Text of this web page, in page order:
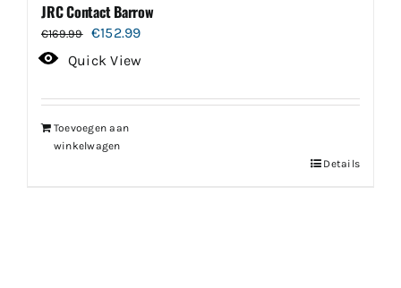
JRC Contact Barrow
€169.99
Oorspronkelijke
prijs
€169.99.
€152.99Huidige
prijs
€152.99.
Quick View
Toevoegen aan
winkelwagen
Details